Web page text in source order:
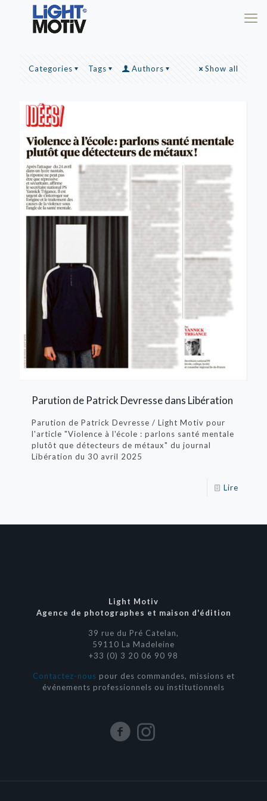
Categories Tags Authors Show all
Parution de Patrick Devresse dans Libération
Parution de Patrick Devresse / Light Motiv pour
l'article "Violence à l'école : parlons santé mentale
plutôt que détecteurs de métaux" du journal
Libération du 30 avril 2025
Lire
Light Motiv
Agence de photographes et maison d'édition
39 rue du Pré Catelan,
59110 La Madeleine
+33 (0) 3 20 06 90 98
Contactez-nous pour des commandes, missions et
événements professionnels ou institutionnels